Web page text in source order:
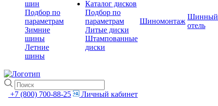
шин
Подбор по
параметрам
Зимние
шины
Летние
шины
Каталог дисков
Подбор по
параметрам
Литые диски
Штампованные
диски
Шиномонтаж
Шинный
отель
+7 (800) 700-88-25
Личный кабинет